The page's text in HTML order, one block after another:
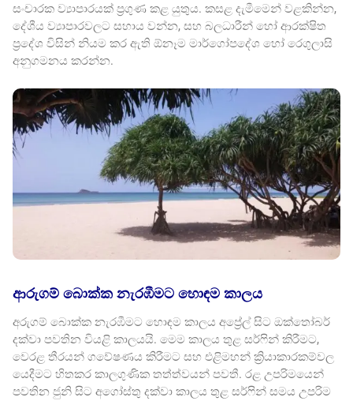
සංචාරක ව්‍යාපාරයක් ප්‍රගුණ කළ යුතුය. කසළ දැමීමෙන් වළකින්න,
දේශීය ව්‍යාපාරවලට සහාය වන්න, සහ බලධාරීන් හෝ ආරක්ෂිත
ප්‍රදේශ විසින් නියම කර ඇති ඕනෑම මාර්ගෝපදේශ හෝ රෙගුලාසි
අනුගමනය කරන්න.
ආරුගම් බොක්ක නැරඹීමට හොඳම කාලය
අරුගම් බොක්ක නැරඹීමට හොඳම කාලය අප්‍රේල් සිට ඔක්තෝබර්
දක්වා පවතින වියළි කාලයයි. මෙම කාලය තුළ සර්ෆින් කිරීමට,
වෙරළ තීරයන් ගවේෂණය කිරීමට සහ එළිමහන් ක්‍රියාකාරකම්වල
යෙදීමට හිතකර කාලගුණික තත්ත්වයන් පවතී. රළ උපරිමයෙන්
පවතින ජුනි සිට අගෝස්තු දක්වා කාලය තුළ සර්ෆින් සමය උපරිම